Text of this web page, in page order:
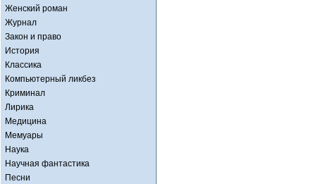
Женский роман
Журнал
Закон и право
История
Классика
Компьютерный ликбез
Криминал
Лирика
Медицина
Мемуары
Наука
Научная фантастика
Песни